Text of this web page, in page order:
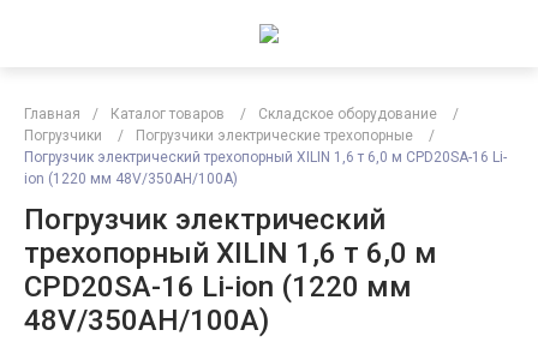
Главная / Каталог товаров / Складское оборудование
/
Погрузчики
/ Погрузчики электрические трехопорные
/
Погрузчик электрический трехопорный XILIN 1,6 т 6,0 м CPD20SA-16 Li-
ion (1220 мм 48V/350AH/100A)
Погрузчик электрический
трехопорный XILIN 1,6 т 6,0 м
CPD20SA-16 Li-ion (1220 мм
48V/350AH/100A)